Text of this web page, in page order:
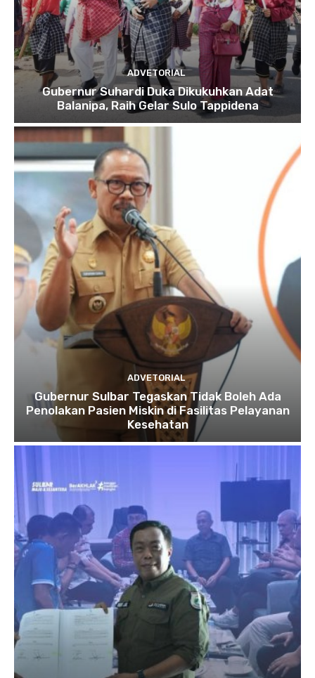
ADVETORIAL
Gubernur Suhardi Duka Dikukuhkan Adat
Balanipa, Raih Gelar Sulo Tappidena
ADVETORIAL
Gubernur Sulbar Tegaskan Tidak Boleh Ada
Penolakan Pasien Miskin di Fasilitas Pelayanan
Kesehatan